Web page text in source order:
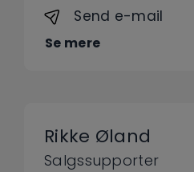
Send e-mail
Se mere
Rikke Øland
Salgssupporter